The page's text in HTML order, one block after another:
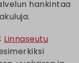
hankintaa
Linnaseutu